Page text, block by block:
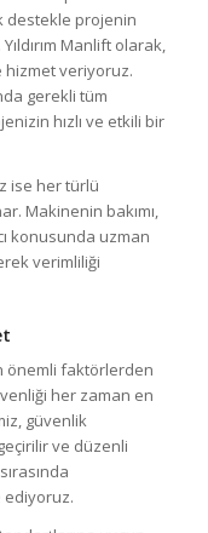
destekle projenin
Manlift olarak,
hizmet veriyoruz.
gerekli tüm
hızlı ve etkili bir
ise her türlü
Makinenin bakımı,
konusunda uzman
verimliliği
önemli faktörlerden
her zaman en
güvenlik
ve düzenli
ediyoruz.